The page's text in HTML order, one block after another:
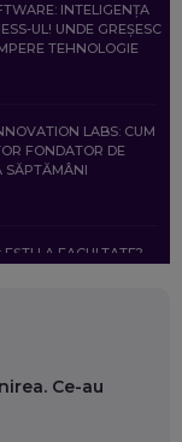
INTELIGENȚA
UL! UNDE GREȘESC
TEHNOLOGIE
LABS: CUM
FONDATOR DE
SĂPTĂMÂNI
LA FACULTATE?
BUN LA JOB. ȘI CUM
ANI
Ce-au